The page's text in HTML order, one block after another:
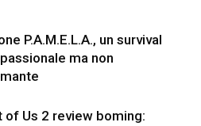
P.A.M.E.L.A., un survival
ma non
of Us 2 review boming: